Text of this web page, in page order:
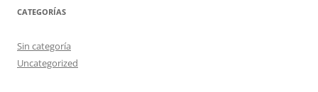
CATEGORÍAS
Sin categoría
Uncategorized